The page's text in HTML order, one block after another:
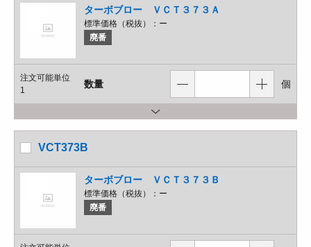
ターボブロー ＶＣＴ３７３Ａ
標準価格（税抜）： ー
廃番
注文可能単位
1
数量 個
VCT373B
ターボブロー ＶＣＴ３７３Ｂ
標準価格（税抜）： ー
廃番